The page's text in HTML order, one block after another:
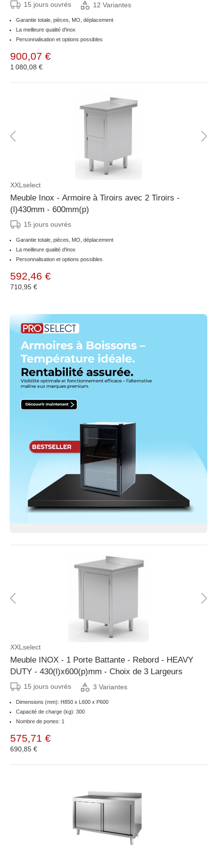
15 jours ouvrés 12 Variantes
Garantie totale, pièces, MO, déplacement
La meilleure qualité d'inox
Personnalisation et options possibles
900,07 €
1 080,08 €
XXLselect
Meuble Inox - Armoire à Tiroirs avec 2 Tiroirs -
(l)430mm - 600mm(p)
15 jours ouvrés
Garantie totale, pièces, MO, déplacement
La meilleure qualité d'inox
Personnalisation et options possibles
592,46 €
710,95 €
XXLselect
Meuble INOX - 1 Porte Battante - Rebord - HEAVY
DUTY - 430(l)x600(p)mm - Choix de 3 Largeurs
15 jours ouvrés 3 Variantes
Dimensions (mm): H850 x L600 x P600
Capacité de charge (kg): 300
Nombre de portes: 1
575,71 €
690,85 €